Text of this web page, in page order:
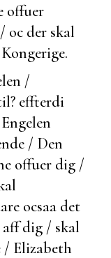
offuer
oc der skal
/
effterdi
/ Den
offuer dig /
ocsaa det
dig / skal
/ Elizabeth